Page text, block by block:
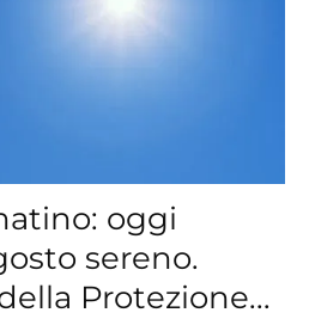
oggi
sereno.
Protezione...